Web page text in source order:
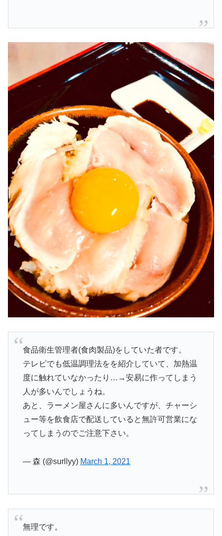
食品衛生管理者(食肉製品)をしていた者です。
テレビでも低温調理法をを紹介していて、加熱温
度に触れていなかったり…→安易に作ってしまう
人が多いんでしょうね。
あと、ラーメン屋さんに多いんですが、チャーシ
ュー等を飲食店で配送していると無許可営業にな
ってしまうのでご注意下さい。
— 森 (@surllyy) March 1, 2021
無理です。